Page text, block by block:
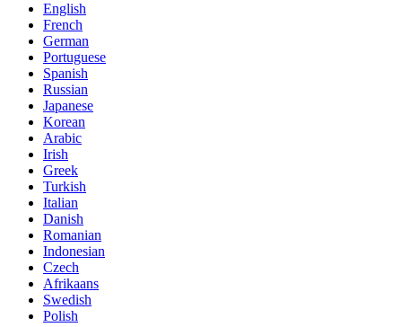
English
French
German
Portuguese
Spanish
Russian
Japanese
Korean
Arabic
Irish
Greek
Turkish
Italian
Danish
Romanian
Indonesian
Czech
Afrikaans
Swedish
Polish